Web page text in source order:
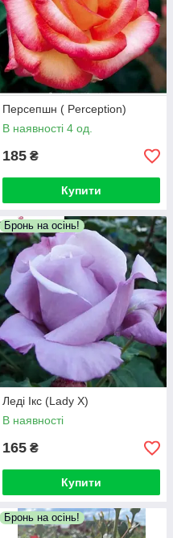
Персепшн ( Perception)
В наявності 4 од.
185 ₴
Купити
Бронь на осінь!
Леді Ікс (Lady X)
В наявності
165 ₴
Купити
Бронь на осінь!